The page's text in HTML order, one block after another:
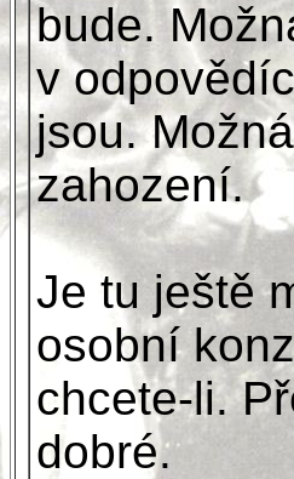
bude.
v
jsou.
zahození.
Je tu ještě
osobní
chcete-li.
dobré.